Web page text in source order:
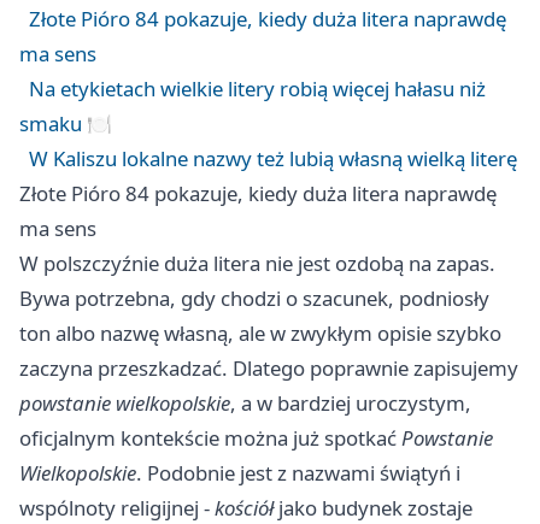
Złote Pióro 84 pokazuje, kiedy duża litera naprawdę
ma sens
Na etykietach wielkie litery robią więcej hałasu niż
smaku 🍽️
W Kaliszu lokalne nazwy też lubią własną wielką literę
Złote Pióro 84 pokazuje, kiedy duża litera naprawdę
ma sens
W polszczyźnie duża litera nie jest ozdobą na zapas.
Bywa potrzebna, gdy chodzi o szacunek, podniosły
ton albo nazwę własną, ale w zwykłym opisie szybko
zaczyna przeszkadzać. Dlatego poprawnie zapisujemy
powstanie wielkopolskie, a w bardziej uroczystym,
oficjalnym kontekście można już spotkaćPowstanie
Wielkopolskie. Podobnie jest z nazwami świątyń i
wspólnoty religijnej -kościółjako budynek zostaje